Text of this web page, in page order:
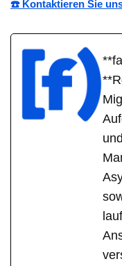
☎️ Kontaktieren Sie